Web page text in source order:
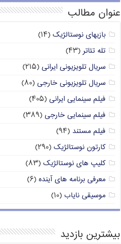
عنوان مطالب
بازیهای نوستالژیک (۱۴)
تله تئاتر (۴۳)
سریال تلویزیونی ایرانی (۲۱۵)
سریال تلویزیونی خارجی (۸۰)
فیلم سینمایی ایرانی (۴۰۵)
فیلم سینمایی خارجی (۳۸۹)
فیلم مستند (۹۴)
کارتون نوستالژیک (۲۹۰)
کلیپ های نوستالژیک (۸۳)
معرفی برنامه های آینده (۶)
موسیقی نایاب (۱۰)
بیشترین بازدید